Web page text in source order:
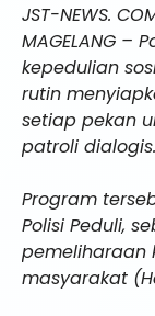
JST-NEWS.
MAGELANG –
kepedulian
rutin
setiap pekan
patroli dialogis.
Program
Polisi Peduli,
pemeliharaan
masyarakat